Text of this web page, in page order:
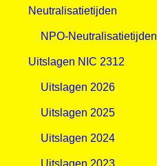
Neutralisatietijden
NPO-Neutralisatietijden
Uitslagen NIC 2312
Uitslagen 2026
Uitslagen 2025
Uitslagen 2024